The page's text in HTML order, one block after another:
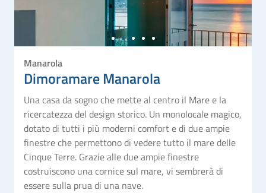
Manarola
Dimoramare Manarola
Una casa da sogno che mette al centro il Mare e la
ricercatezza del design storico. Un monolocale magico,
dotato di tutti i più moderni comfort e di due ampie
finestre che permettono di vedere tutto il mare delle
Cinque Terre. Grazie alle due ampie finestre
costruiscono una cornice sul mare, vi sembrerà di
essere sulla prua di una nave.